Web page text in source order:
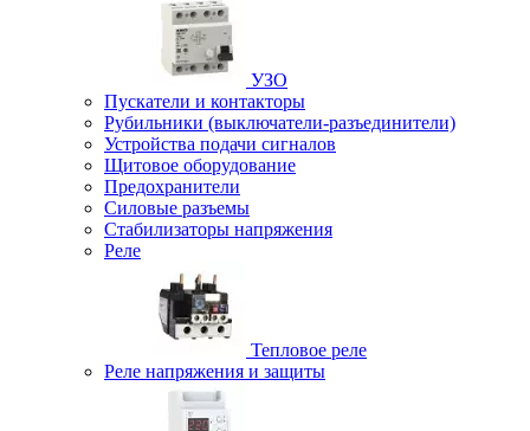
УЗО
Пускатели и контакторы
Рубильники (выключатели-разъединители)
Устройства подачи сигналов
Щитовое оборудование
Предохранители
Силовые разъемы
Стабилизаторы напряжения
Реле
Тепловое реле
Реле напряжения и защиты